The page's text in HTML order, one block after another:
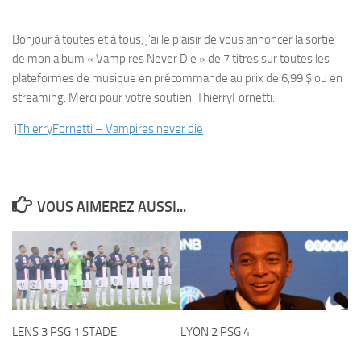
Bonjour à toutes et à tous, j’ai le plaisir de vous annoncer la sortie
de mon album « Vampires Never Die » de 7 titres sur toutes les
plateformes de musique en précommande au prix de 6,99 $ ou en
streaming. Merci pour votre soutien. ThierryFornetti.
jThierryFornetti – Vampires never die
VOUS AIMEREZ AUSSI...
LENS 3 PSG 1 STADE
LYON 2 PSG 4